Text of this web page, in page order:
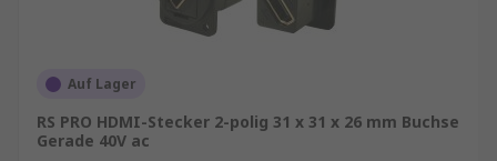
Auf Lager
RS PRO HDMI-Stecker 2-polig 31 x 31 x 26 mm Buchse
Gerade 40V ac